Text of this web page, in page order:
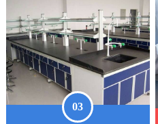
03